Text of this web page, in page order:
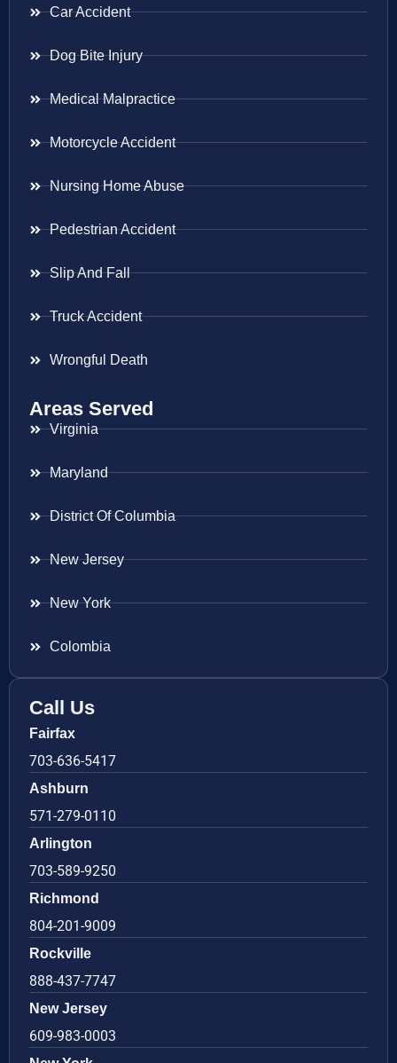
Car Accident
Dog Bite Injury
Medical Malpractice
Motorcycle Accident
Nursing Home Abuse
Pedestrian Accident
Slip And Fall
Truck Accident
Wrongful Death
Areas Served
Virginia
Maryland
District Of Columbia
New Jersey
New York
Colombia
Call Us
Fairfax
703-636-5417
Ashburn
571-279-0110
Arlington
703-589-9250
Richmond
804-201-9009
Rockville
888-437-7747
New Jersey
609-983-0003